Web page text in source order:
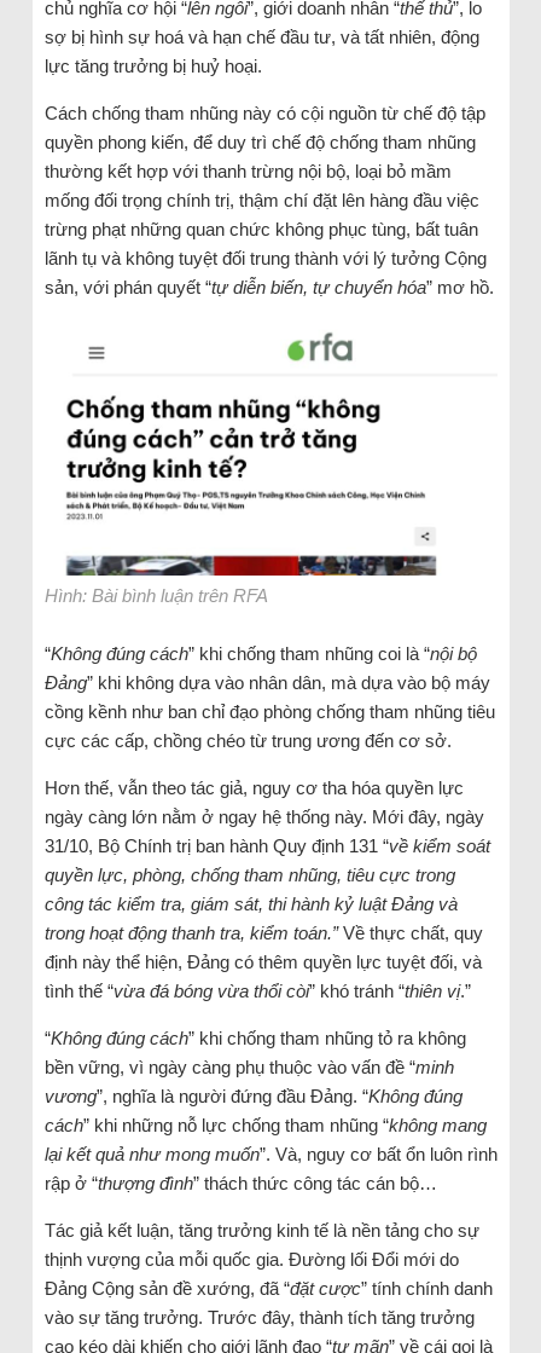
chủ nghĩa cơ hội “lên ngôi”, giới doanh nhân “thế thủ”, lo
sợ bị hình sự hoá và hạn chế đầu tư, và tất nhiên, động
lực tăng trưởng bị huỷ hoại.
Cách chống tham nhũng này có cội nguồn từ chế độ tập
quyền phong kiến, để duy trì chế độ chống tham nhũng
thường kết hợp với thanh trừng nội bộ, loại bỏ mầm
mống đối trọng chính trị, thậm chí đặt lên hàng đầu việc
trừng phạt những quan chức không phục tùng, bất tuân
lãnh tụ và không tuyệt đối trung thành với lý tưởng Cộng
sản, với phán quyết “tự diễn biến, tự chuyển hóa” mơ hồ.
Hình: Bài bình luận trên RFA
“Không đúng cách” khi chống tham nhũng coi là “nội bộ
Đảng” khi không dựa vào nhân dân, mà dựa vào bộ máy
cồng kềnh như ban chỉ đạo phòng chống tham nhũng tiêu
cực các cấp, chồng chéo từ trung ương đến cơ sở.
Hơn thế, vẫn theo tác giả, nguy cơ tha hóa quyền lực
ngày càng lớn nằm ở ngay hệ thống này. Mới đây, ngày
31/10, Bộ Chính trị ban hành Quy định 131 “về kiểm soát
quyền lực, phòng, chống tham nhũng, tiêu cực trong
công tác kiểm tra, giám sát, thi hành kỷ luật Đảng và
trong hoạt động thanh tra, kiểm toán.”Về thực chất, quy
định này thể hiện, Đảng có thêm quyền lực tuyệt đối, và
tình thế “vừa đá bóng vừa thổi còi” khó tránh “thiên vị.”
“Không đúng cách” khi chống tham nhũng tỏ ra không
bền vững, vì ngày càng phụ thuộc vào vấn đề “minh
vương”, nghĩa là người đứng đầu Đảng. “Không đúng
cách” khi những nỗ lực chống tham nhũng “không mang
lại kết quả như mong muốn”. Và, nguy cơ bất ổn luôn rình
rập ở “thượng đình” thách thức công tác cán bộ…
Tác giả kết luận, tăng trưởng kinh tế là nền tảng cho sự
thịnh vượng của mỗi quốc gia. Đường lối Đổi mới do
Đảng Cộng sản đề xướng, đã “đặt cược” tính chính danh
vào sự tăng trưởng. Trước đây, thành tích tăng trưởng
cao kéo dài khiến cho giới lãnh đạo “tự mãn” về cái gọi là